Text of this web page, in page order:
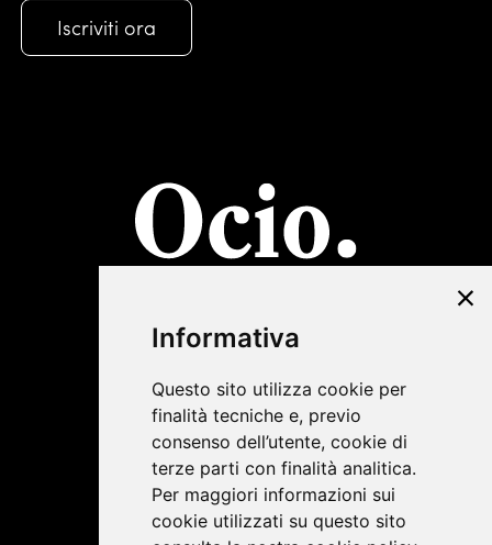
Informativa
Questo sito utilizza cookie per
finalità tecniche e, previo
consenso dell’utente, cookie di
terze parti con finalità analitica.
Per maggiori informazioni sui
cookie utilizzati su questo sito
Privacy Policy | Cookie Policy